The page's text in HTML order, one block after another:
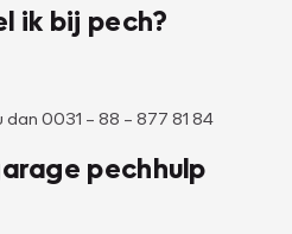
ik bij pech?
0031 – 88 – 877 81 84
pechhulp